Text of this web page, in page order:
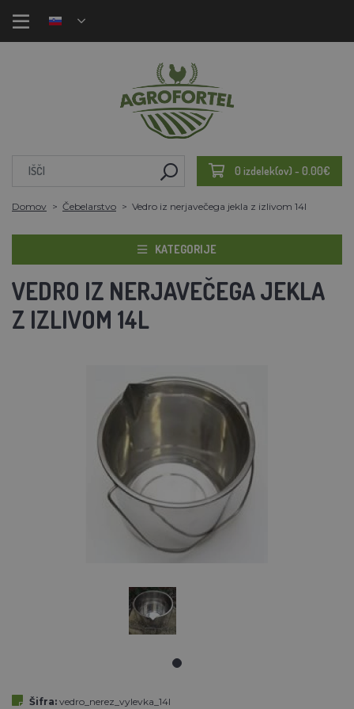
0 izdelek(ov) - 0.00€
Domov Čebelarstvo Vedro iz nerjavečega jekla z izlivom 14l
KATEGORIJE
VEDRO IZ NERJAVEČEGA JEKLA
Z IZLIVOM 14L
Šifra: vedro_nerez_vylevka_14l